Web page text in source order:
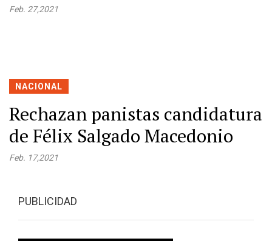
Feb. 27,2021
NACIONAL
Rechazan panistas candidatura
de Félix Salgado Macedonio
Feb. 17,2021
PUBLICIDAD